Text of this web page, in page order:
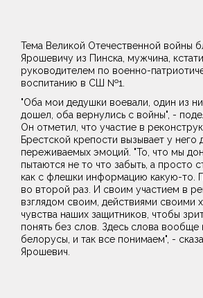
Тема Великой Отечественной войны
Ярошевичу из Пинска, мужчина,
руководителем по военно-
воспитанию в СШ №1.
"Оба мои дедушки воевали, один из
дошел, оба вернулись с войны", -
Он отметил, что участие в
Брестской крепости вызывает у него
переживаемых эмоций. "То, что мы
пытаются не то что забыть, а просто
как с флешки информацию какую-то.
во второй раз. И своим участием в
взглядом своим, действиями своими
чувства наших защитников, чтобы
понять без слов. Здесь слова
белорусы, и так все понимаем", -
Ярошевич.